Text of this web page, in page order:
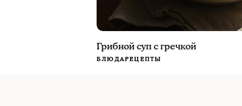
Грибной суп с гречкой
БЛЮДАРЕЦЕПТЫ